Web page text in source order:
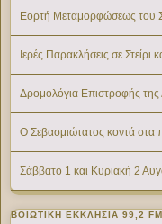
Εορτή Μεταμορφώσεως του
Ιερές Παρακλήσεις σε Στείρι
Δρομολόγια Επιστροφής
Ο Σεβασμιώτατος κοντά στα
Σάββατο 1 και Κυριακή 2
ΒΟΙΩΤΙΚΉ ΕΚΚΛΗΣΊΑ 99,2 FM